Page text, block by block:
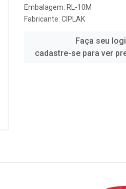
Embalagem: RL-10M
Fabricante: CIPLAK
Faça seu
cadastre-se para ver